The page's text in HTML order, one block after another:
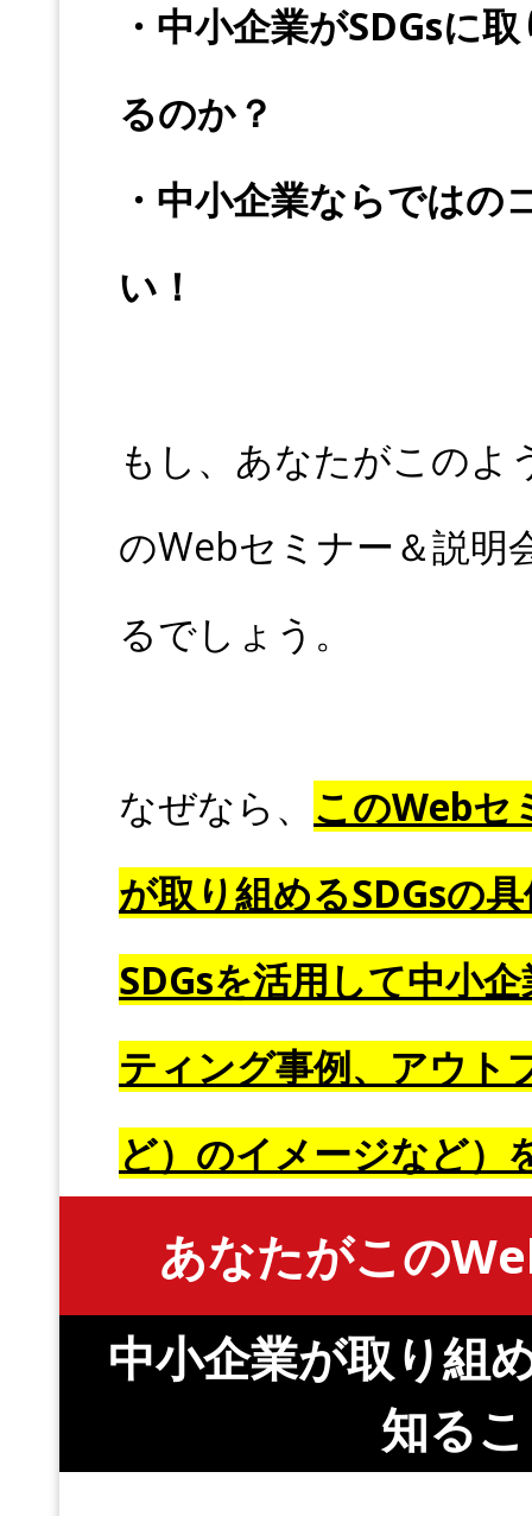
・中小企業がSDGsに
るのか？
・中小企業ならでは
い！
もし、あなたがこの
のWebセミナー＆説明
るでしょう。
なぜなら、 このWebセ
が取り組めるSDGsの
SDGsを活用して中小
ティング事例、アウト
ど）のイメージなど）
あなたがこの
中小企業が取り組
知る